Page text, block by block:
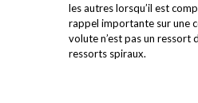
les autres lorsqu’il est
rappel importante sur une
volute n’est pas un ressort
ressorts spiraux.